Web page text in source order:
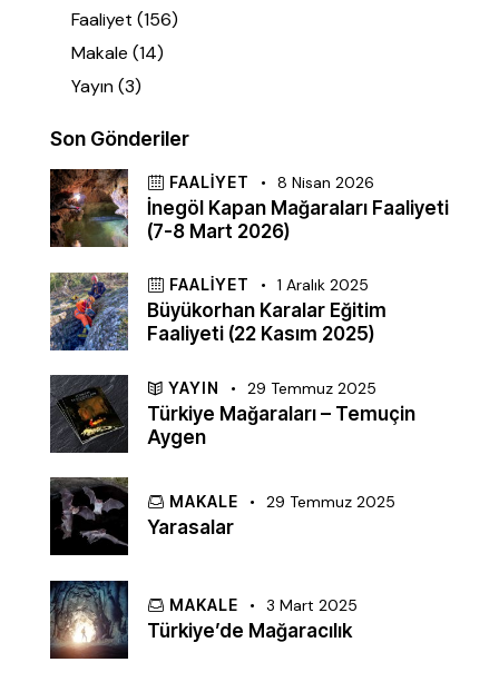
Faaliyet (156)
Makale (14)
Yayın(3)
Son Gönderiler
FAALIYET 8 Nisan 2026
İnegöl Kapan Mağaraları Faaliyeti
(7-8 Mart 2026)
FAALIYET 1 Aralık 2025
Büyükorhan Karalar Eğitim
Faaliyeti (22 Kasım 2025)
YAYIN 29 Temmuz 2025
Türkiye Mağaraları – Temuçin
Aygen
MAKALE 29 Temmuz 2025
Yarasalar
MAKALE 3 Mart 2025
Türkiye’de Mağaracılık